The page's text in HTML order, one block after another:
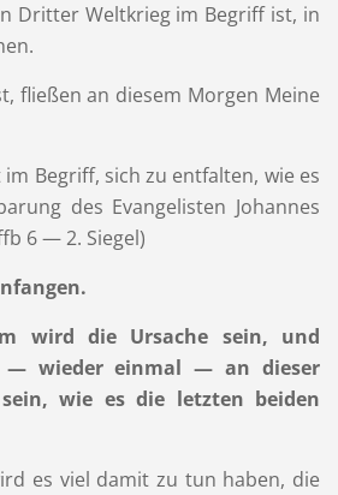
Dritter Weltkrieg im Begriff ist, in
fließen an diesem Morgen Meine
im Begriff, sich zu entfalten, wie es
des Evangelisten Johannes
6 — 2. Siegel)
wird die Ursache sein, und
— wieder einmal — an dieser
wie es die letzten beiden
es viel damit zu tun haben, die